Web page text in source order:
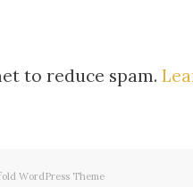
to reduce spam.
WordPress Theme